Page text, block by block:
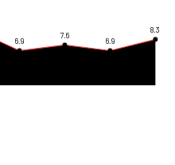
6.9
7.6
6.9
8.3